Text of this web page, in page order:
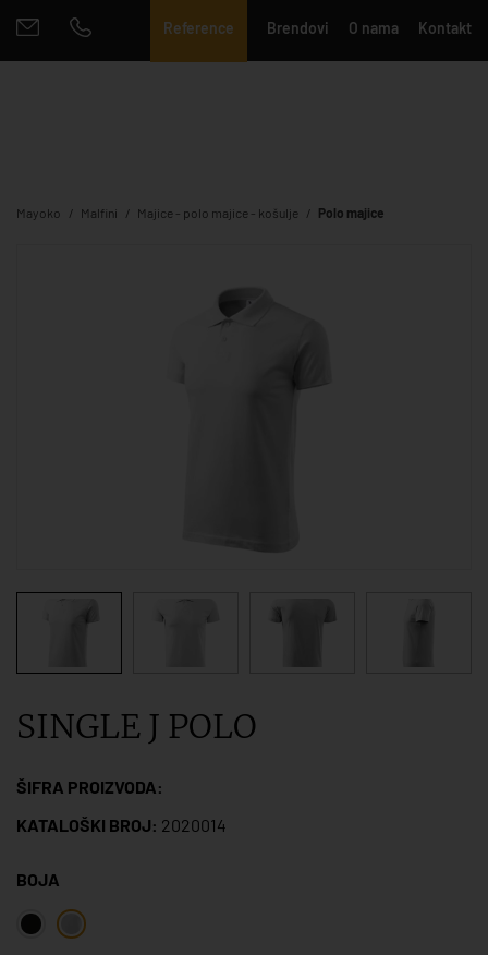
Reference Brendovi O nama Kontakt
Mayoko Malfini Majice - polo majice - košulje Polo majice
SINGLE J POLO
ŠIFRA PROIZVODA:
KATALOŠKI BROJ: 2020014
BOJA